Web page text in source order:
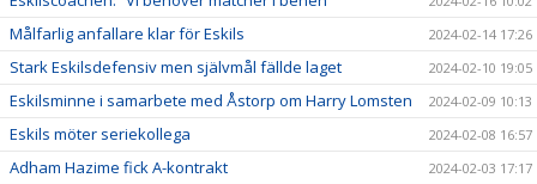
Målfarlig anfallare klar för Eskils 2024-02-14 17:26
Stark Eskilsdefensiv men självmål fällde laget 2024-02-10 19:05
Eskilsminne i samarbete med Åstorp om Harry Lomsten 2024-02-09 10:13
Eskils möter seriekollega 2024-02-08 16:57
Adham Hazime fick A-kontrakt 2024-02-03 17:17